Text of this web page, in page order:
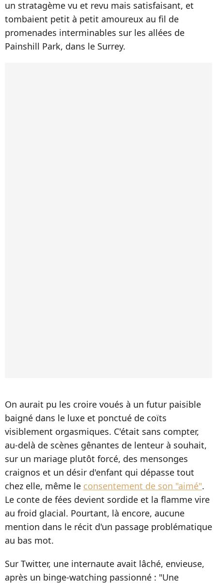
un stratagème vu et revu mais satisfaisant, et
tombaient petit à petit amoureux au fil de
promenades interminables sur les allées de
Painshill Park, dans le Surrey.
On aurait pu les croire voués à un futur paisible
baigné dans le luxe et ponctué de coïts
visiblement orgasmiques. C'était sans compter,
au-delà de scènes gênantes de lenteur à souhait,
sur un mariage plutôt forcé, des mensonges
craignos et un désir d'enfant qui dépasse tout
chez elle, même le consentement de son "aimé".
Le conte de fées devient sordide et la flamme vire
au froid glacial. Pourtant, là encore, aucune
mention dans le récit d'un passage problématique
au bas mot.
Sur Twitter, une internaute avait lâché, envieuse,
après un binge-watching passionné : "Une